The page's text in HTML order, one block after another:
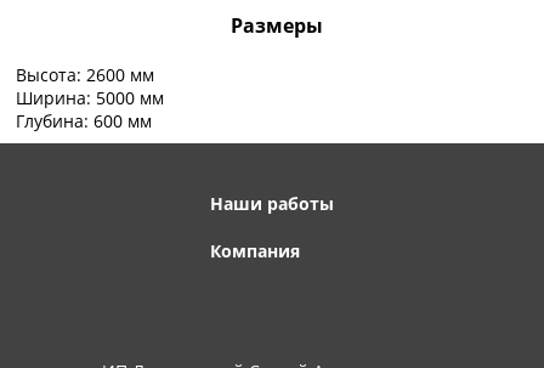
Размеры
Высота: 2600 мм
Ширина: 5000 мм
Глубина: 600 мм
Наши работы
Компания